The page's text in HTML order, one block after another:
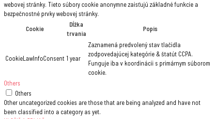
webovej stránky. Tieto súbory cookie anonymne zaisťujú základné funkcie a
bezpečnostné prvky webovej stránky.
Cookie
Dĺžka
trvania
Popis
CookieLawInfoConsent 1 year
Zaznamená predvolený stav tlačidla
zodpovedajúcej kategórie & štatút CCPA.
Funguje iba v koordinácii s primárnym súborom
cookie.
Others
Others
Other uncategorized cookies are those that are being analyzed and have not
been classified into a category as yet.